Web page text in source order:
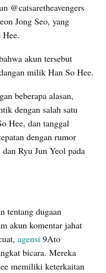
@catsaretheavengers
Jong Seo, yang
akun tersebut
milik Han So Hee.
beberapa alasan,
dengan salah satu
Hee, dan tanggal
dengan rumor
Ryu Jun Yeol pada
tentang dugaan
akun komentar jahat
agensi 9Ato
bicara. Mereka
memiliki keterkaitan